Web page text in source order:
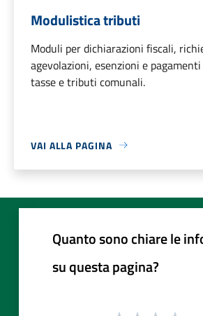
Modulistica tributi
Moduli per dichiarazioni fiscali,
agevolazioni, esenzioni e
tasse e tributi comunali.
VAI ALLA PAGINA
Quanto sono chiare le
su questa pagina?